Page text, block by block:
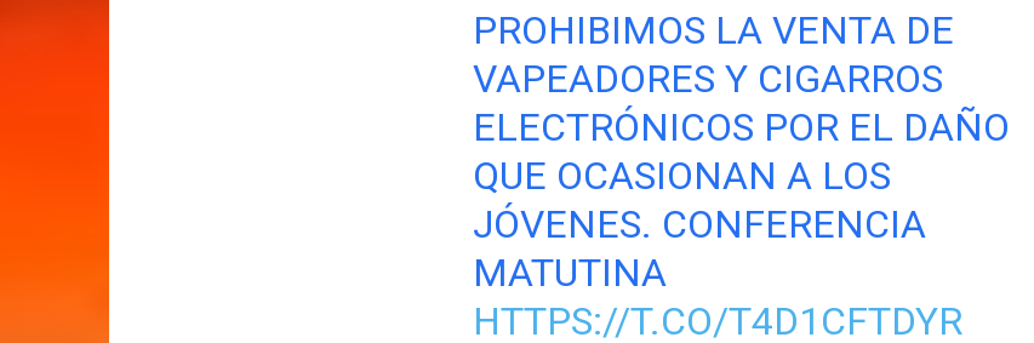
PROHIBIMOS LA VENTA DE
VAPEADORES Y CIGARROS
ELECTRÓNICOS POR EL DAÑO
QUE OCASIONAN A LOS
JÓVENES. CONFERENCIA
MATUTINA
HTTPS://T.CO/T4D1CFTDYR